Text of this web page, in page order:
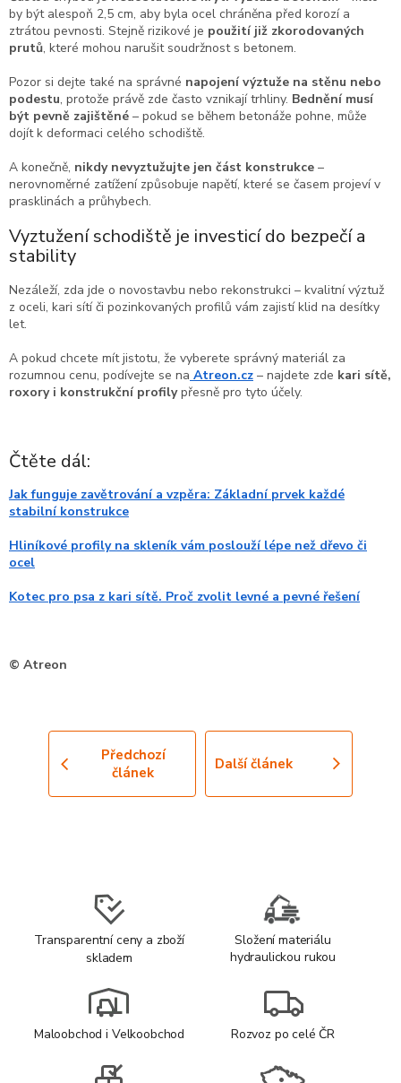
by být alespoň 2,5 cm, aby byla ocel chráněna před korozí a
ztrátou pevnosti. Stejně rizikové je použití již zkorodovaných
prutů, které mohou narušit soudržnost s betonem.
Pozor si dejte také na správné napojení výztuže na stěnu nebo
podestu, protože právě zde často vznikají trhliny. Bednění musí
být pevně zajištěné – pokud se během betonáže pohne, může
dojít k deformaci celého schodiště.
A konečně, nikdy nevyztužujte jen část konstrukce –
nerovnoměrné zatížení způsobuje napětí, které se časem projeví v
prasklinách a průhybech.
Vyztužení schodiště je investicí do bezpečí a
stability
Nezáleží, zda jde o novostavbu nebo rekonstrukci – kvalitní výztuž
z oceli, kari sítí či pozinkovaných profilů vám zajistí klid na desítky
let.
A pokud chcete mít jistotu, že vyberete správný materiál za
rozumnou cenu, podívejte se na Atreon.cz – najdete zde kari sítě,
roxory i konstrukční profilypřesně pro tyto účely.
Čtěte dál:
Jak funguje zavětrování a vzpěra: Základní prvek každé
stabilní konstrukce
Hliníkové profily na skleník vám poslouží lépe než dřevo či
ocel
Kotec pro psa z kari sítě. Proč zvolit levné a pevné řešení
© Atreon
Předchozí
článek
Další článek
Transparentní ceny a zboží
skladem
Složení materiálu
hydraulickou rukou
Maloobchod i Velkoobchod Rozvoz po celé ČR